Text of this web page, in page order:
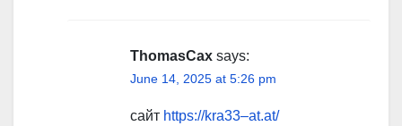
ThomasCax says:
June 14, 2025 at 5:26 pm
сайт https://kra33–at.at/